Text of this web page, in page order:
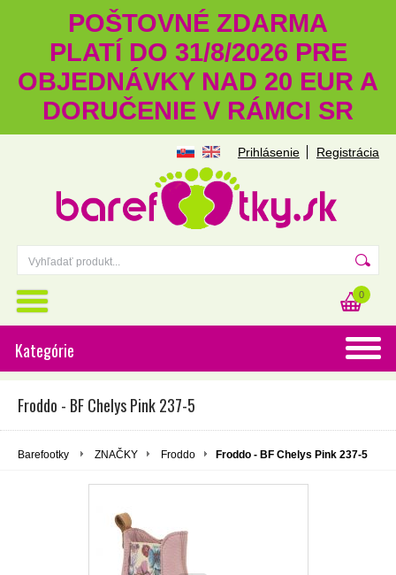
POŠTOVNÉ ZDARMA
PLATÍ DO 31/8/2026 PRE
OBJEDNÁVKY NAD 20 EUR A
DORUČENIE V RÁMCI SR
Prihlásenie Registrácia
0
Kategórie
Froddo - BF Chelys Pink 237-5
Barefootky ZNAČKY Froddo Froddo - BF Chelys Pink 237-5